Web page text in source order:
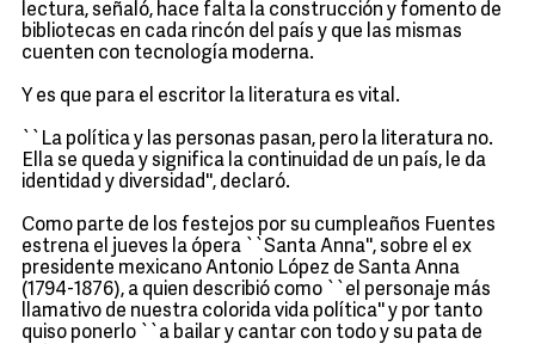
lectura, señaló, hace falta la construcción y fomento de
bibliotecas en cada rincón del país y que las mismas
cuenten con tecnología moderna.
Y es que para el escritor la literatura es vital.
``La política y las personas pasan, pero la literatura no.
Ella se queda y significa la continuidad de un país, le da
identidad y diversidad'', declaró.
Como parte de los festejos por su cumpleaños Fuentes
estrena el jueves la ópera ``Santa Anna'', sobre el ex
presidente mexicano Antonio López de Santa Anna
(1794-1876), a quien describió como ``el personaje más
llamativo de nuestra colorida vida política'' y por tanto
quiso ponerlo ``a bailar y cantar con todo y su pata de